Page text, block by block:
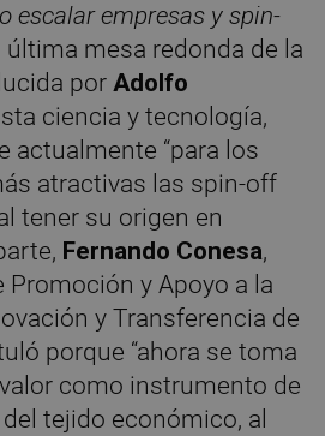
escalar empresas y spin-
última mesa redonda de la
porAdolfo
ciencia y tecnología,
actualmente “para los
atractivas las spin-off
tener su origen en
Fernando Conesa,
Promoción y Apoyo a la
y Transferencia de
porque “ahora se toma
como instrumento de
tejido económico, al